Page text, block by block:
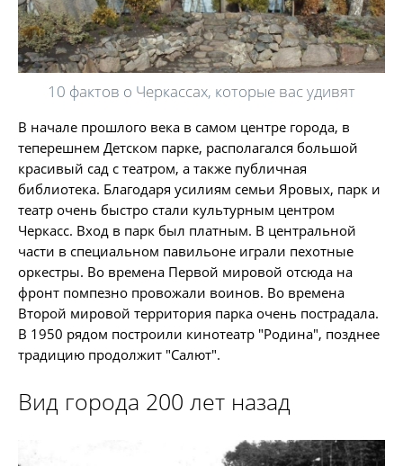
10 фактов о Черкассах, которые вас удивят
В начале прошлого века в самом центре города, в
теперешнем Детском парке, располагался большой
красивый сад с театром, а также публичная
библиотека. Благодаря усилиям семьи Яровых, парк и
театр очень быстро стали культурным центром
Черкасс. Вход в парк был платным. В центральной
части в специальном павильоне играли пехотные
оркестры. Во времена Первой мировой отсюда на
фронт помпезно провожали воинов. Во времена
Второй мировой территория парка очень пострадала.
В 1950 рядом построили кинотеатр "Родина", позднее
традицию продолжит "Салют".
Вид города 200 лет назад